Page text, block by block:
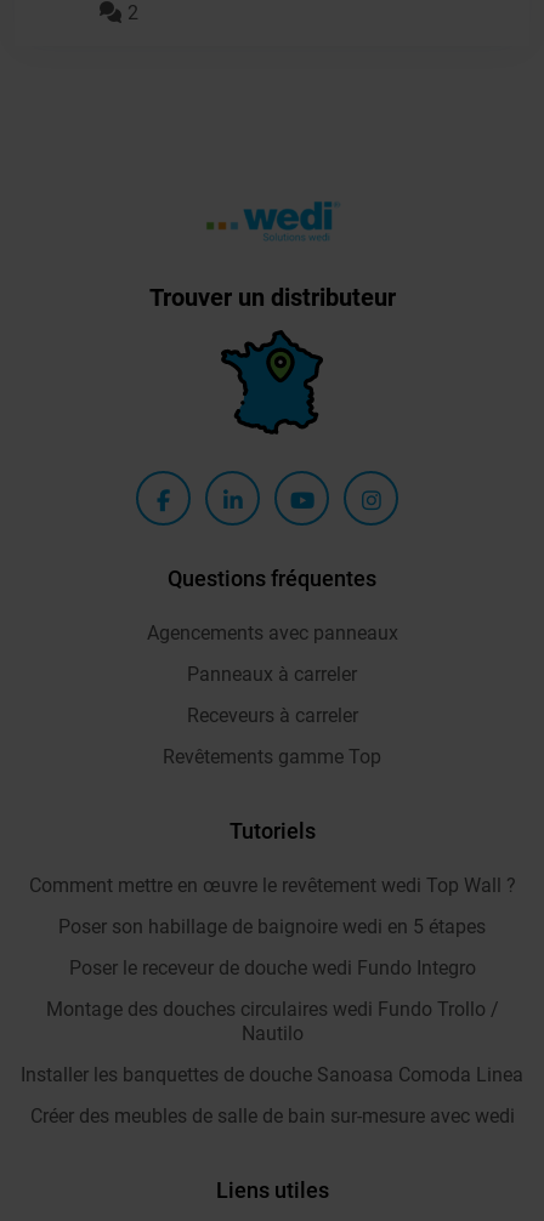
2
Trouver un distributeur
Questions fréquentes
Agencements avec panneaux
Panneaux à carreler
Receveurs à carreler
Revêtements gamme Top
Tutoriels
Comment mettre en œuvre le revêtement wedi Top Wall ?
Poser son habillage de baignoire wedi en 5 étapes
Poser le receveur de douche wedi Fundo Integro
Montage des douches circulaires wedi Fundo Trollo /
Nautilo
Installer les banquettes de douche Sanoasa Comoda Linea
Créer des meubles de salle de bain sur-mesure avec wedi
Liens utiles